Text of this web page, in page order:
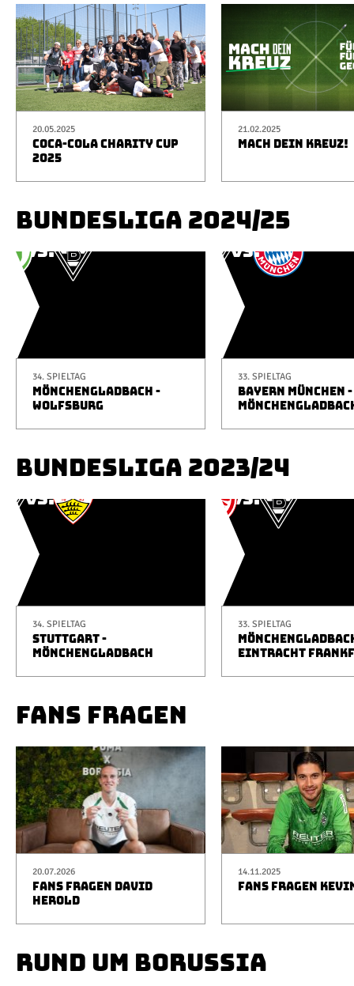
20.05.2025
COCA-COLA CHARITY CUP
2025
21.02.2025
MACH DEIN KREUZ!
BUNDESLIGA 2024/25
34. SPIELTAG
MÖNCHENGLADBACH -
WOLFSBURG
33. SPIELTAG
BAYERN MÜNCHEN -
BUNDESLIGA 2023/24
34. SPIELTAG
STUTTGART -
MÖNCHENGLADBACH
33. SPIELTAG
EINTRACHT
FANS FRAGEN
20.07.2026
FANS FRAGEN DAVID
HEROLD
14.11.2025
FANS FRAGEN
RUND UM BORUSSIA